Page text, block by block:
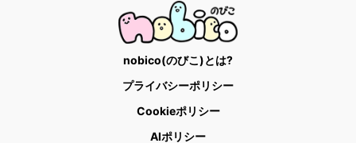
nobico(のびこ)とは?
プライバシーポリシー
Cookieポリシー
AIポリシー